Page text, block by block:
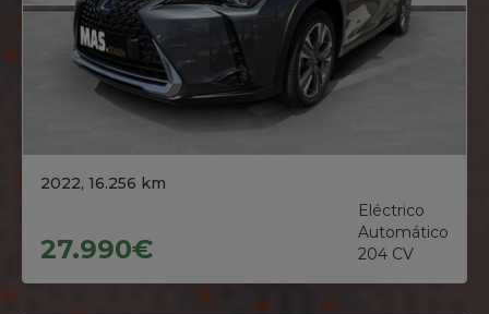
2022, 16.256 km
27.990€
Eléctrico
Automático
204 CV